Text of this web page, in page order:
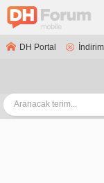
DH Portal